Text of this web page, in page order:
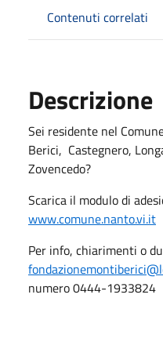
Contenuti correlati
Descrizione
Sei residente nel
Berici, Castegnero,
Zovencedo?
Scarica il modulo di
www.comune.nanto.vi.it
Per info, chiarimenti o
numero 0444-1933824